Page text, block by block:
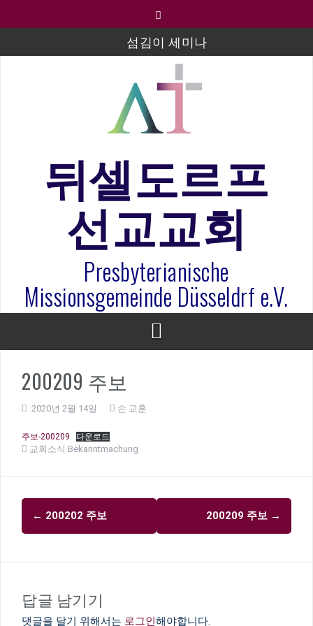
섬김이 세미나
김태희 자매 졸업연주
2023년 어린이 주일 유초등부 발표
라합3 나라 봉헌송
은퇴사-우선화 권사
20260322 주안에 가만히 머물기(요한복음 15:1-17) 손
훈목사
뒤셀도르프
선교교회
Presbyterianische
Missionsgemeinde Düsseldrf e.V.
200209 주보
2020년 2월 14일 손 교훈
주보-200209 다운로드
교회소식 Bekanntmachung
글
내
이
션
← 200202 주보 200209 주보 →
답글 남기기
댓글을 달기 위해서는 로그인해야합니다.